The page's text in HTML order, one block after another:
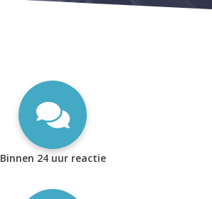
Binnen 24 uur reactie